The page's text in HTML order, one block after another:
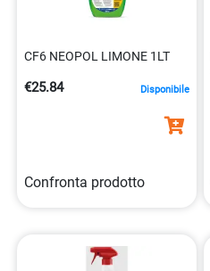
CF6 NEOPOL LIMONE 1LT
€25.84 Disponibile
Confronta prodotto